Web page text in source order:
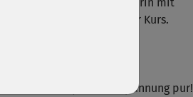
Varianten. Sehr toller Kurs.
ist diese Sequenz Entspannung pur!